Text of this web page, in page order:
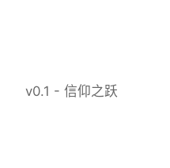
v0.1 - 信仰之跃